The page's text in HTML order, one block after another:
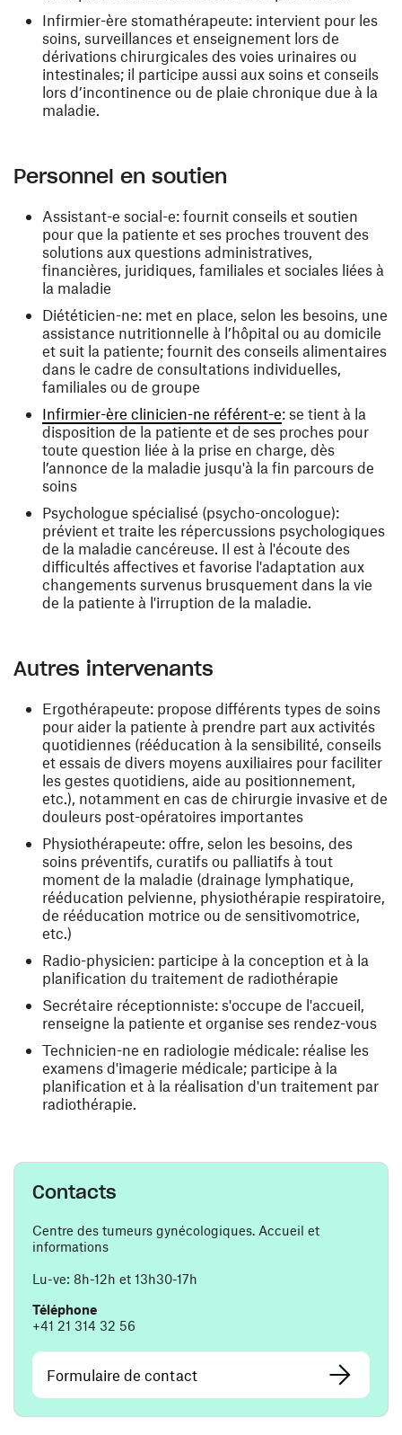
Infirmier-ère stomathérapeute: intervient pour les
soins, surveillances et enseignement lors de
dérivations chirurgicales des voies urinaires ou
intestinales; il participe aussi aux soins et conseils
lors d’incontinence ou de plaie chronique due à la
maladie.
Personnel en soutien
Assistant-e social-e: fournit conseils et soutien
pour que la patiente et ses proches trouvent des
solutions aux questions administratives,
financières, juridiques, familiales et sociales liées à
la maladie
Diététicien-ne: met en place, selon les besoins, une
assistance nutritionnelle à l’hôpital ou au domicile
et suit la patiente; fournit des conseils alimentaires
dans le cadre de consultations individuelles,
familiales ou de groupe
Infirmier-ère clinicien-ne référent-e: se tient à la
disposition de la patiente et de ses proches pour
toute question liée à la prise en charge, dès
l’annonce de la maladie jusqu'à la fin parcours de
soins
Psychologue spécialisé (psycho-oncologue):
prévient et traite les répercussions psychologiques
de la maladie cancéreuse. Il est à l'écoute des
difficultés affectives et favorise l'adaptation aux
changements survenus brusquement dans la vie
de la patiente à l'irruption de la maladie.
Autres intervenants
Ergothérapeute: propose différents types de soins
pour aider la patiente à prendre part aux activités
quotidiennes (rééducation à la sensibilité, conseils
et essais de divers moyens auxiliaires pour faciliter
les gestes quotidiens, aide au positionnement,
etc.), notamment en cas de chirurgie invasive et de
douleurs post-opératoires importantes
Physiothérapeute: offre, selon les besoins, des
soins préventifs, curatifs ou palliatifs à tout
moment de la maladie (drainage lymphatique,
rééducation pelvienne, physiothérapie respiratoire,
de rééducation motrice ou de sensitivomotrice,
etc.)
Radio-physicien: participe à la conception et à la
planification du traitement de radiothérapie
Secrétaire réceptionniste: s'occupe de l'accueil,
renseigne la patiente et organise ses rendez-vous
Technicien-ne en radiologie médicale: réalise les
examens d'imagerie médicale; participe à la
planification et à la réalisation d'un traitement par
radiothérapie.
Contacts
Centre des tumeurs gynécologiques. Accueil et
informations
Lu-ve: 8h-12h et 13h30-17h
Téléphone
+41 21 314 32 56
Formulaire de contact